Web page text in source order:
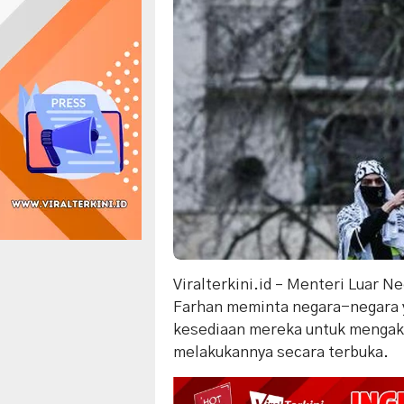
Viralterkini.id – Menteri Luar
Farhan meminta negara-
kesediaan mereka untuk
melakukannya secara terbuka.